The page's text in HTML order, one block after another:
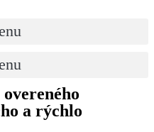
overeného
a rýchlo